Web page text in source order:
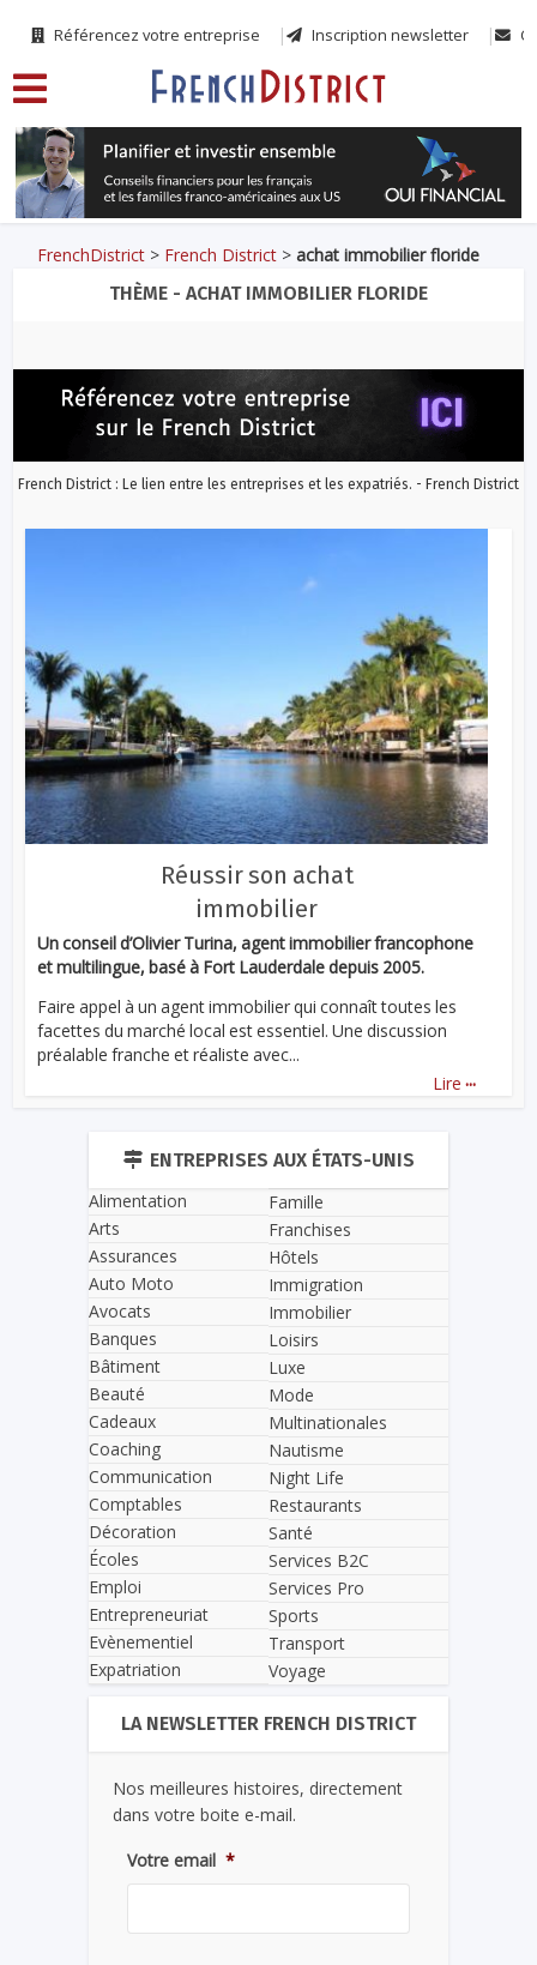
Référencez votre entreprise Inscription newsletter
FrenchDistrict > French District >achat immobilier floride
THÈME - ACHAT IMMOBILIER FLORIDE
French District : Le lien entre les entreprises et les expatriés. - French District
Réussir son achat
immobilier
Un conseil d’Olivier Turina, agent immobilier francophone
et multilingue, basé à Fort Lauderdale depuis 2005.
Faire appel à un agent immobilier qui connaît toutes les
facettes du marché local est essentiel. Une discussion
préalable franche et réaliste avec...
Lire ...
ENTREPRISES AUX ÉTATS-UNIS
Alimentation
Arts
Assurances
Auto Moto
Avocats
Banques
Bâtiment
Beauté
Cadeaux
Coaching
Communication
Comptables
Décoration
Écoles
Emploi
Entrepreneuriat
Evènementiel
Expatriation
Famille
Franchises
Hôtels
Immigration
Immobilier
Loisirs
Luxe
Mode
Multinationales
Nautisme
Night Life
Restaurants
Santé
Services B2C
Services Pro
Sports
Transport
Voyage
LA NEWSLETTER FRENCH DISTRICT
Nos meilleures histoires, directement
dans votre boite e-mail.
Votre email *